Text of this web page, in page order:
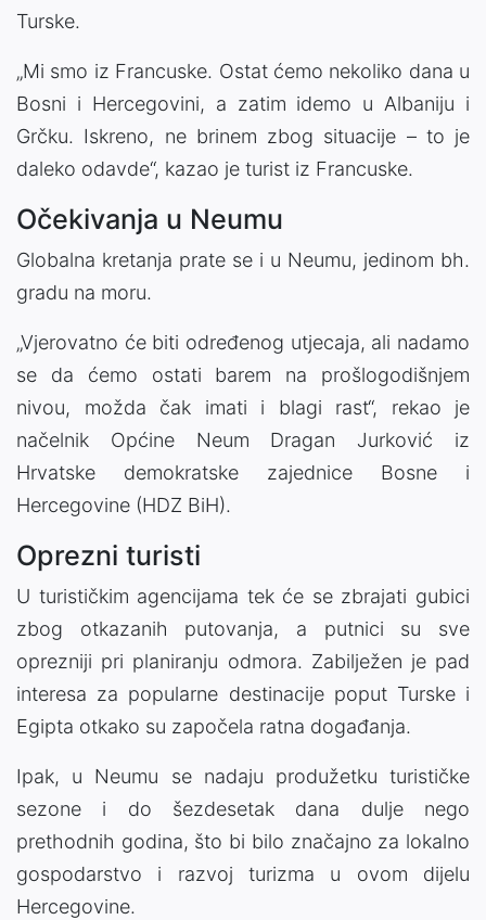
Turske.
„Mi smo iz Francuske. Ostat ćemo nekoliko dana u
Bosni i Hercegovini, a zatim idemo u Albaniju i
Grčku. Iskreno, ne brinem zbog situacije – to je
daleko odavde“, kazao je turist iz Francuske.
Očekivanja u Neumu
Globalna kretanja prate se i u Neumu, jedinom bh.
gradu na moru.
„Vjerovatno će biti određenog utjecaja, ali nadamo
se da ćemo ostati barem na prošlogodišnjem
nivou, možda čak imati i blagi rast“, rekao je
načelnik Općine Neum Dragan Jurković iz
Hrvatske demokratske zajednice Bosne i
Hercegovine (HDZ BiH).
Oprezni turisti
U turističkim agencijama tek će se zbrajati gubici
zbog otkazanih putovanja, a putnici su sve
oprezniji pri planiranju odmora. Zabilježen je pad
interesa za popularne destinacije poput Turske i
Egipta otkako su započela ratna događanja.
Ipak, u Neumu se nadaju produžetku turističke
sezone i do šezdesetak dana dulje nego
prethodnih godina, što bi bilo značajno za lokalno
gospodarstvo i razvoj turizma u ovom dijelu
Hercegovine.